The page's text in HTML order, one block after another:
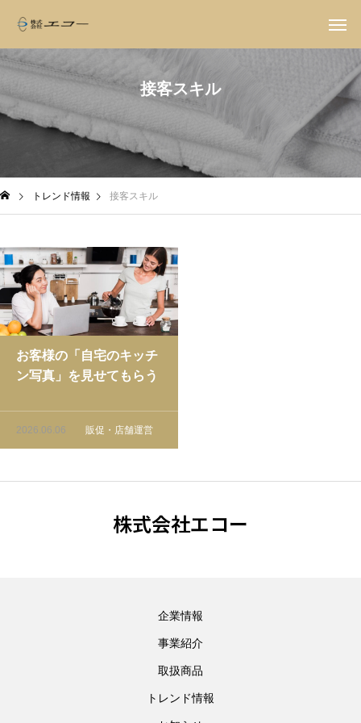
接客スキル
トレンド情報 接客スキル
お客様の「自宅のキッチ
ン写真」を見せてもらう
ヒーショップの器具提案
を精度アップする方法
2026.06.06 販促・店舗運営
株式会社エコー
企業情報
事業紹介
取扱商品
トレンド情報